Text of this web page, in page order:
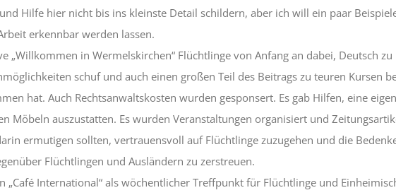
Hilfe hier nicht bis ins kleinste Detail schildern, aber ich will ein paar
erkennbar werden lassen.
„Willkommen in Wermelskirchen“ Flüchtlinge von Anfang an dabei, Deutsch
schuf und auch einen großen Teil des Beitrags zu teuren Kursen
hat. Auch Rechtsanwaltskosten wurden gesponsert. Es gab Hilfen, eine
Möbeln auszustatten. Es wurden Veranstaltungen organisiert und
ermutigen sollten, vertrauensvoll auf Flüchtlinge zuzugehen und die
Flüchtlingen und Ausländern zu zerstreuen.
„Café International“ als wöchentlicher Treffpunkt für Flüchtlinge und